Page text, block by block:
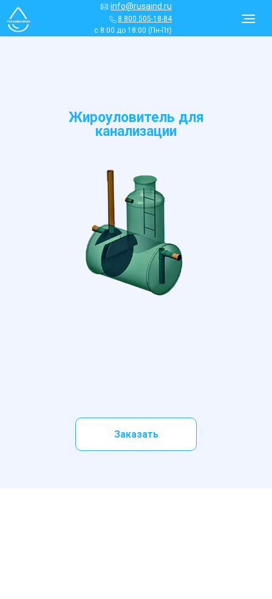
8 800 505-18-84
с 8:00 до 18:00 (Пн-Пт)
info@rusaind.ru
Жироуловитель для
канализации
Заказать
Общее описание